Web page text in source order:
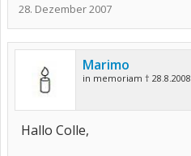
28. Dezember 2007
Marimo
in memoriam † 28.8.2008
Hallo Colle,